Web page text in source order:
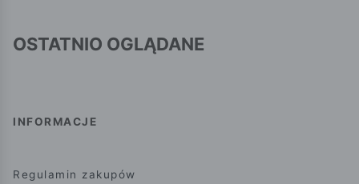
OSTATNIO OGLĄDANE
INFORMACJE
Regulamin zakupów